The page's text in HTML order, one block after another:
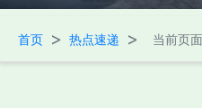
首页 > 热点速递 > 当前页面